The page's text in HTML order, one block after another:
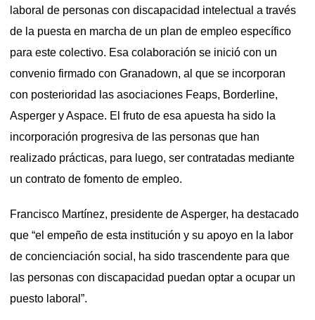
laboral de personas con discapacidad intelectual a través
de la puesta en marcha de un plan de empleo específico
para este colectivo. Esa colaboración se inició con un
convenio firmado con Granadown, al que se incorporan
con posterioridad las asociaciones Feaps, Borderline,
Asperger y Aspace. El fruto de esa apuesta ha sido la
incorporación progresiva de las personas que han
realizado prácticas, para luego, ser contratadas mediante
un contrato de fomento de empleo.
Francisco Martínez, presidente de Asperger, ha destacado
que “el empeño de esta institución y su apoyo en la labor
de concienciación social, ha sido trascendente para que
las personas con discapacidad puedan optar a ocupar un
puesto laboral”.